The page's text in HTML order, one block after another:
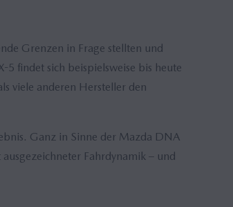
Grenzen in Frage stellten und
findet sich beispielsweise bis heute
viele anderen Hersteller den
Ganz in Sinne der Mazda DNA
Fahrdynamik – und